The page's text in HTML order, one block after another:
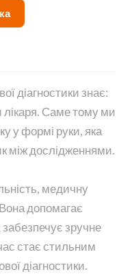
діагностики знає:
Саме тому ми
у формі руки, яка
між дослідженнями.
медичну
допомагає
забезпечує зручне
стає стильним
діагностики.